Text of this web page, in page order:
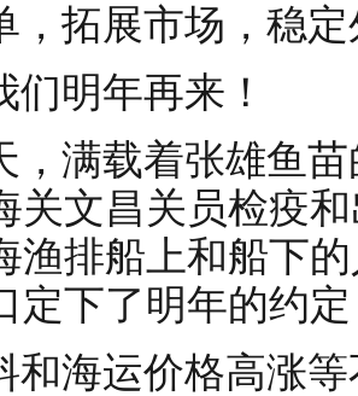
，拓展市场，稳
们明年再来！
，满载着张雄鱼
关文昌关员检疫
渔排船上和船下
定下了明年的约定
和海运价格高涨